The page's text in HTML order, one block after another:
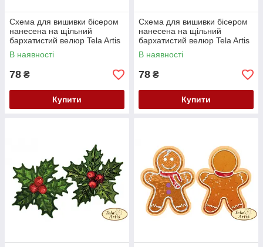
Схема для вишивки бісером
нанесена на щільний
бархатистий велюр Tela Artis
Сніжинка ВЛ-001
В наявності
78 ₴
Купити
Схема для вишивки бісером
нанесена на щільний
бархатистий велюр Tela Artis
Снігур ВЛ-002
В наявності
78 ₴
Купити